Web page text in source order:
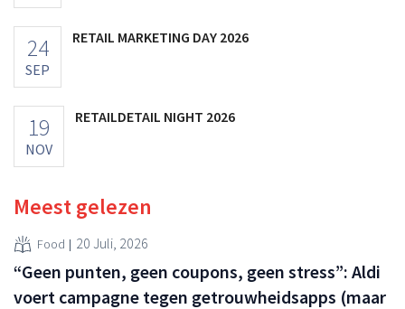
24
SEP
RETAIL MARKETING DAY 2026
19
NOV
RETAILDETAIL NIGHT 2026
Meest gelezen
Food 20 Juli, 2026
“Geen punten, geen coupons, geen stress”: Aldi
voert campagne tegen getrouwheidsapps (maar